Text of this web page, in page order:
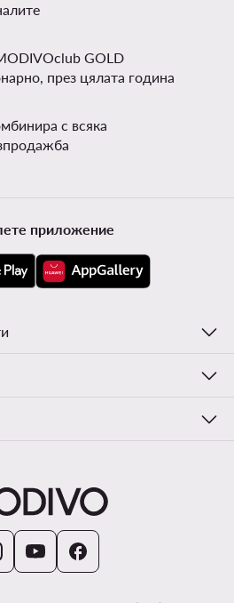
GOLD
през цялата година
с всяка
приложение